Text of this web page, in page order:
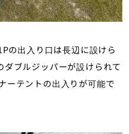
の出入り口は長辺に設けら
ブルジッパーが設けられて
ーテントの出入りが可能で